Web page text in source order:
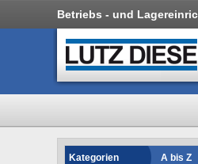
Betriebs - und
Kategorien
A bis Z